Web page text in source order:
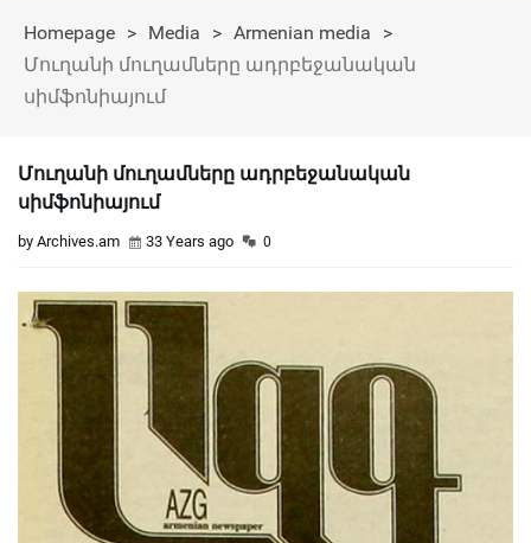
Homepage > Media > Armenian media
>
Մուղանի մուղամները ադրբեջանական
սիմֆոնիայում
Մուղանի մուղամները ադրբեջանական
սիմֆոնիայում
by Archives.am 33 Years ago 0